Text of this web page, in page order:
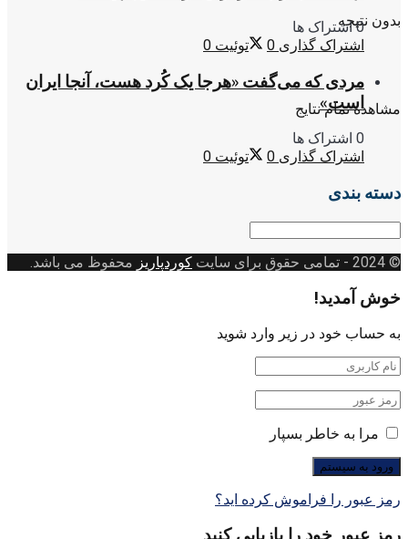
بدون نتیجه
مشاهده تمام نتایج
0 اشتراک ها
اشتراک گذاری 0 توئیت 0
مردی که می‌گفت «هرجا یک کُرد هست، آنجا ایران
است»
0 اشتراک ها
اشتراک گذاری 0 توئیت 0
دسته بندی
دسته
© 2024
- تمامی حقوق برای سایت کوردپاریز محفوظ می باشد.
خوش آمدید!
به حساب خود در زیر وارد شوید
مرا به خاطر بسپار
رمز عبور را فراموش کرده اید؟